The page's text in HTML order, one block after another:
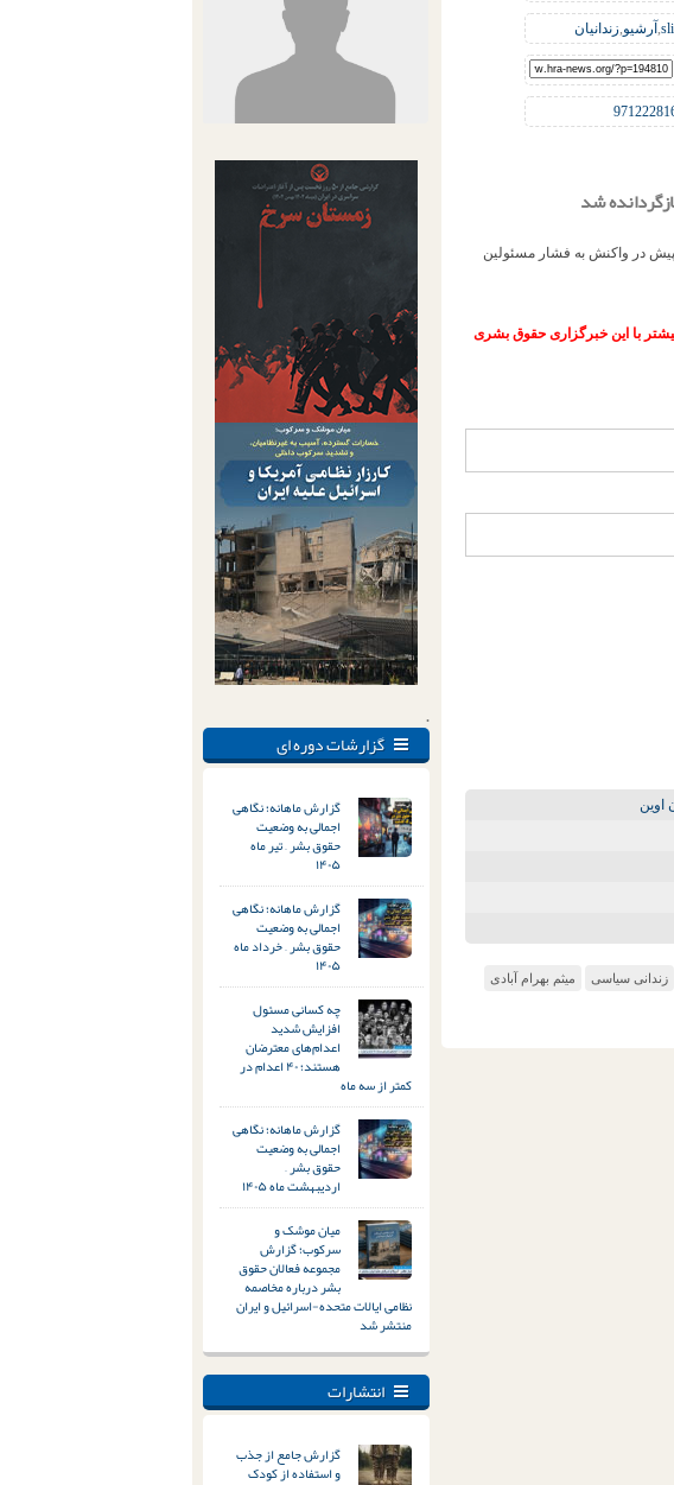
.
گزارشات دوره ای
گزارش ماهانه؛ نگاهی
اجمالی به وضعیت
حقوق بشر – تیر ماه
۱۴۰۵
گزارش ماهانه؛ نگاهی
اجمالی به وضعیت
حقوق بشر – خرداد ماه
۱۴۰۵
چه کسانی مسئول
افزایش شدید
اعدام‌های معترضان
هستند؛ ۴۰ اعدام در
کمتر از سه ماه
گزارش ماهانه؛ نگاهی
اجمالی به وضعیت
حقوق بشر –
اردیبهشت ماه ۱۴۰۵
میان موشک و
سرکوب؛ گزارش
مجموعه فعالان حقوق
بشر درباره مخاصمه
نظامی ایالات متحده-اسرائیل و ایران
منتشر شد
انتشارات
گزارش جامع از جذب
و استفاده از کودک
,آرشیو,زندانیان
شد
پیش در واکنش به فشار مسئولین
با این خبرگزاری حقوق بشری
اوین
زندانی سیاسی میثم بهرام آبادی